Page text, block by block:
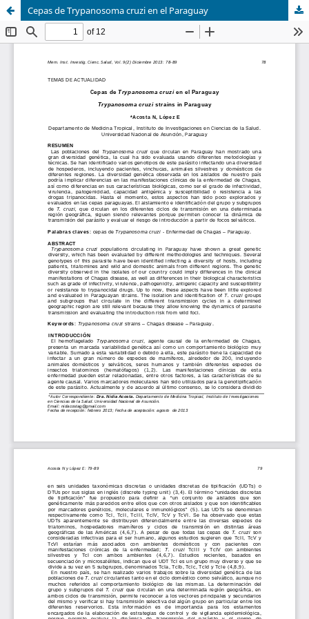
Cepas de Trypanosoma cruzi en el Paraguay